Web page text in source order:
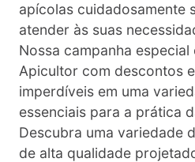
apícolas cuidadosamente
atender às suas
Nossa campanha
Apicultor com descontos
imperdíveis em uma
essenciais para a prática
Descubra uma variedade
de alta qualidade